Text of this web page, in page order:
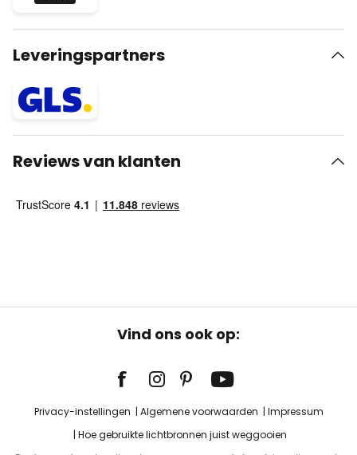
Leveringspartners
Reviews van klanten
Vind ons ook op:
Privacy-instellingen Algemene voorwaarden
Impressum
Hoe gebruikte lichtbronnen juist weggooien